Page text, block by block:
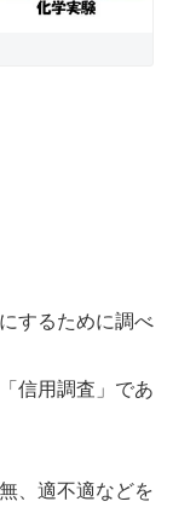
するために調べ
信用調査」であ
、適不適などを